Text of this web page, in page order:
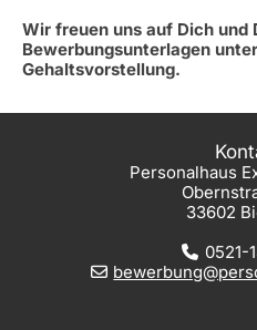
Wir freuen uns auf Dich und
Bewerbungsunterlagen
Gehaltsvorstellung.
Personalhaus
33602
0521-